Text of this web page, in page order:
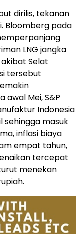
dirilis, tekanan
Bloomberg pada
LNG jangka
Selat
tersebut
awal Mei, S&P
Indonesia
sehingga masuk
inflasi biaya
empat tahun,
tercepat
menekan